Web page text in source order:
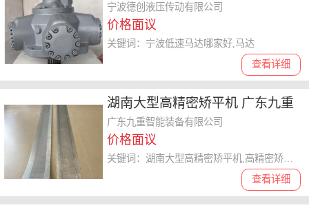
波德创液压传动供应
宁波德创液压传动有限公司
价格面议
查看详细
关键词：宁波低速马达哪家好,马达
湖南大型高精密矫平机 广东九重
智能装备供应
广东九重智能装备有限公司
价格面议
查看详细